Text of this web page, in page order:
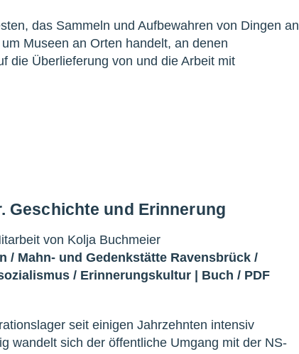
das Sammeln und Aufbewahren von Dingen an
Museen an Orten handelt, an denen
die Überlieferung von und die Arbeit mit
Geschichte und Erinnerung
von Kolja Buchmeier
/ Mahn- und Gedenkstätte Ravensbrück /
/ Erinnerungskultur Buch / PDF
seit einigen Jahrzehnten intensiv
wandelt sich der öffentliche Umgang mit der NS-